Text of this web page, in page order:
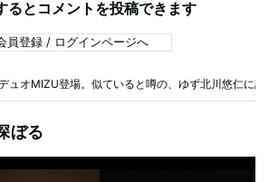
るとコメントを投稿できます
員登録 / ログインページへ
ュオMIZU登場。似ていると噂の、ゆず北川悠仁に話
ぼる